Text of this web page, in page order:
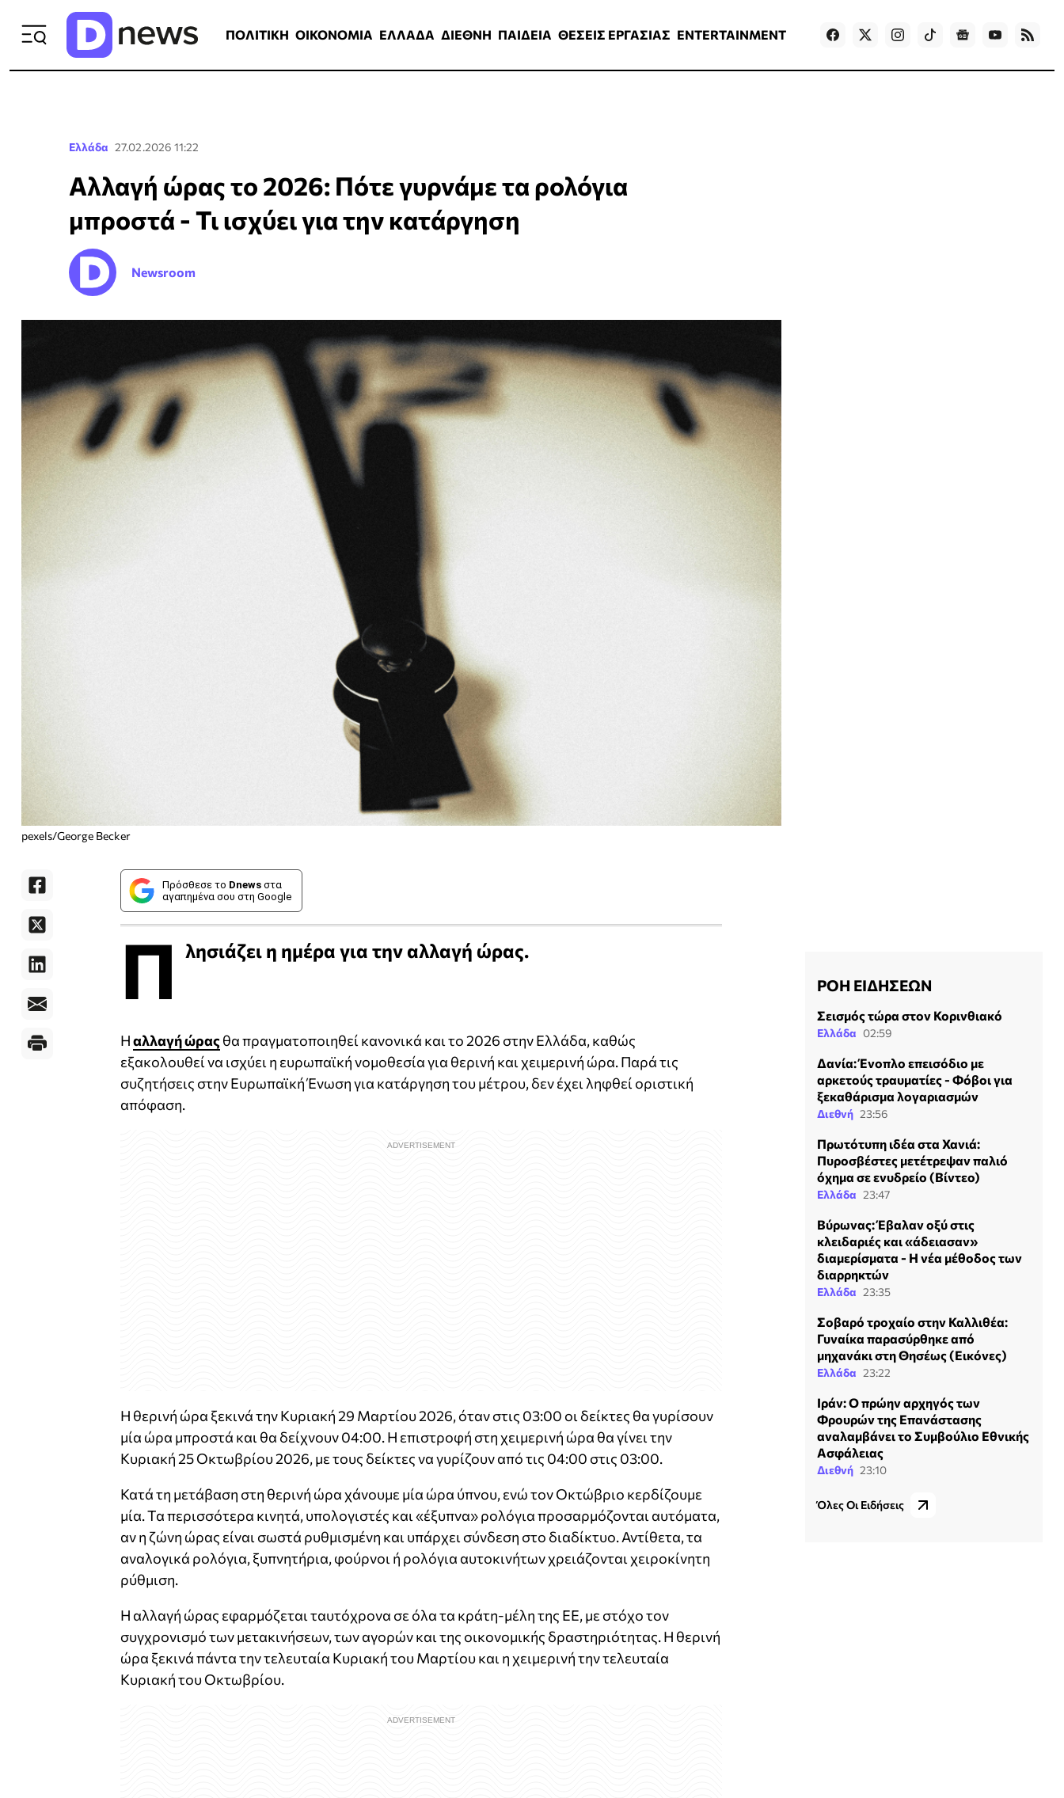
ΠΟΛΙΤΙΚΗ ΟΙΚΟΝΟΜΙΑ ΕΛΛΑΔΑ ΔΙΕΘΝΗ ΠΑΙΔΕΙΑ ΘΕΣΕΙΣ ΕΡΓΑΣΙΑΣ ENTERTAINMENT Games
Ελλάδα 27.02.2026 11:22
Αλλαγή ώρας το 2026: Πότε γυρνάμε τα ρολόγια
μπροστά - Τι ισχύει για την κατάργηση
Newsroom
pexels/George Becker
Πρόσθεσε το Dnews στα
αγαπημένα σου στη Google
Π λησιάζει η ημέρα για την αλλαγή ώρας.
Ηαλλαγή ώρας θα πραγματοποιηθεί κανονικά και το 2026 στην Ελλάδα, καθώς
εξακολουθεί να ισχύει η ευρωπαϊκή νομοθεσία για θερινή και χειμερινή ώρα. Παρά τις
συζητήσεις στην Ευρωπαϊκή Ένωση για κατάργηση του μέτρου, δεν έχει ληφθεί οριστική
απόφαση.
Η θερινή ώρα ξεκινά την Κυριακή 29 Μαρτίου 2026, όταν στις 03:00 οι δείκτες θα γυρίσουν
μία ώρα μπροστά και θα δείχνουν 04:00. Η επιστροφή στη χειμερινή ώρα θα γίνει την
Κυριακή 25 Οκτωβρίου 2026, με τους δείκτες να γυρίζουν από τις 04:00 στις 03:00.
Κατά τη μετάβαση στη θερινή ώρα χάνουμε μία ώρα ύπνου, ενώ τον Οκτώβριο κερδίζουμε
μία. Τα περισσότερα κινητά, υπολογιστές και «έξυπνα» ρολόγια προσαρμόζονται αυτόματα,
αν η ζώνη ώρας είναι σωστά ρυθμισμένη και υπάρχει σύνδεση στο διαδίκτυο. Αντίθετα, τα
αναλογικά ρολόγια, ξυπνητήρια, φούρνοι ή ρολόγια αυτοκινήτων χρειάζονται χειροκίνητη
ρύθμιση.
Η αλλαγή ώρας εφαρμόζεται ταυτόχρονα σε όλα τα κράτη-μέλη της ΕΕ, με στόχο τον
συγχρονισμό των μετακινήσεων, των αγορών και της οικονομικής δραστηριότητας. Η θερινή
ώρα ξεκινά πάντα την τελευταία Κυριακή του Μαρτίου και η χειμερινή την τελευταία
Κυριακή του Οκτωβρίου.
ΡΟΗ ΕΙΔΗΣΕΩΝ
Σεισμός τώρα στον Κορινθιακό
Ελλάδα 02:59
Δανία: Ένοπλο επεισόδιο με
αρκετούς τραυματίες - Φόβοι για
ξεκαθάρισμα λογαριασμών
Διεθνή 23:56
Πρωτότυπη ιδέα στα Χανιά:
Πυροσβέστες μετέτρεψαν παλιό
όχημα σε ενυδρείο (Βίντεο)
Ελλάδα 23:47
Βύρωνας: Έβαλαν οξύ στις
κλειδαριές και «άδειασαν»
διαμερίσματα - Η νέα μέθοδος των
διαρρηκτών
Ελλάδα 23:35
Σοβαρό τροχαίο στην Καλλιθέα:
Γυναίκα παρασύρθηκε από
μηχανάκι στη Θησέως (Εικόνες)
Ελλάδα 23:22
Ιράν: Ο πρώην αρχηγός των
Φρουρών της Επανάστασης
αναλαμβάνει το Συμβούλιο Εθνικής
Ασφάλειας
Διεθνή 23:10
Όλες Οι Ειδήσεις